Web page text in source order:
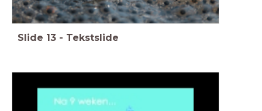
Slide 13 - Tekstslide